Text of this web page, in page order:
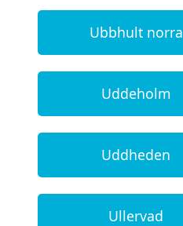
Ubbhult norra
Uddeholm
Uddheden
Ullervad